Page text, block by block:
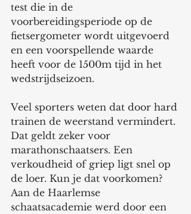
test die in de
voorbereidingsperiode op de
fietsergometer wordt uitgevoerd
en een voorspellende waarde
heeft voor de 1500m tijd in het
wedstrijdseizoen.
Veel sporters weten dat door hard
trainen de weerstand vermindert.
Dat geldt zeker voor
marathonschaatsers. Een
verkoudheid of griep ligt snel op
de loer. Kun je dat voorkomen?
Aan de Haarlemse
schaatsacademie werd door een